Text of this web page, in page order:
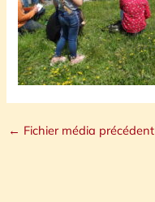
← Fichier média précédent